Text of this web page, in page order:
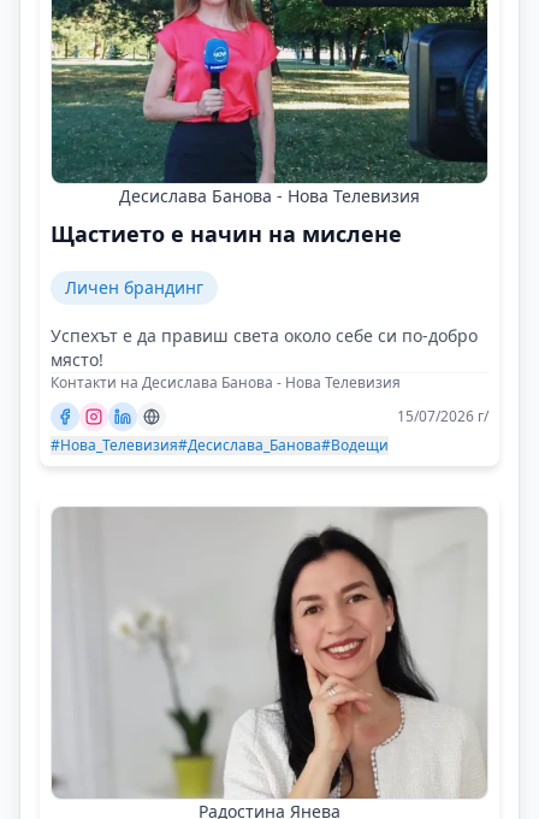
Десислава Банова - Нова Телевизия
Щастието е начин на мислене
Личен брандинг
Успехът е да правиш света около себе си по-добро
място!
Контакти на Десислава Банова - Нова Телевизия
15/07/2026 г/
#Нова_Телевизия#Десислава_Банова#Водещи
Радостина Янева